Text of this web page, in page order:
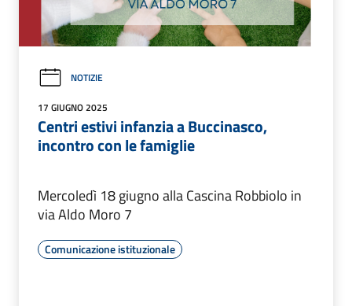
NOTIZIE
17 GIUGNO 2025
Centri estivi infanzia a Buccinasco,
incontro con le famiglie
Mercoledì 18 giugno alla Cascina Robbiolo in
via Aldo Moro 7
Comunicazione istituzionale